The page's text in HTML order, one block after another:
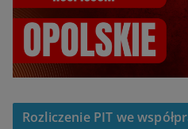
Rozliczenie PIT we